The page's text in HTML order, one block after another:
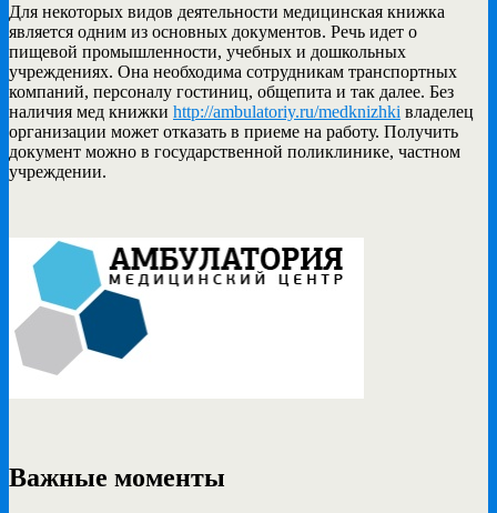
Для некоторых видов деятельности медицинская книжка
является одним из основных документов. Речь идет о
пищевой промышленности, учебных и дошкольных
учреждениях. Она необходима сотрудникам транспортных
компаний, персоналу гостиниц, общепита и так далее. Без
наличия мед книжки http://ambulatoriy.ru/medknizhki владелец
организации может отказать в приеме на работу. Получить
документ можно в государственной поликлинике, частном
учреждении.
Важные моменты